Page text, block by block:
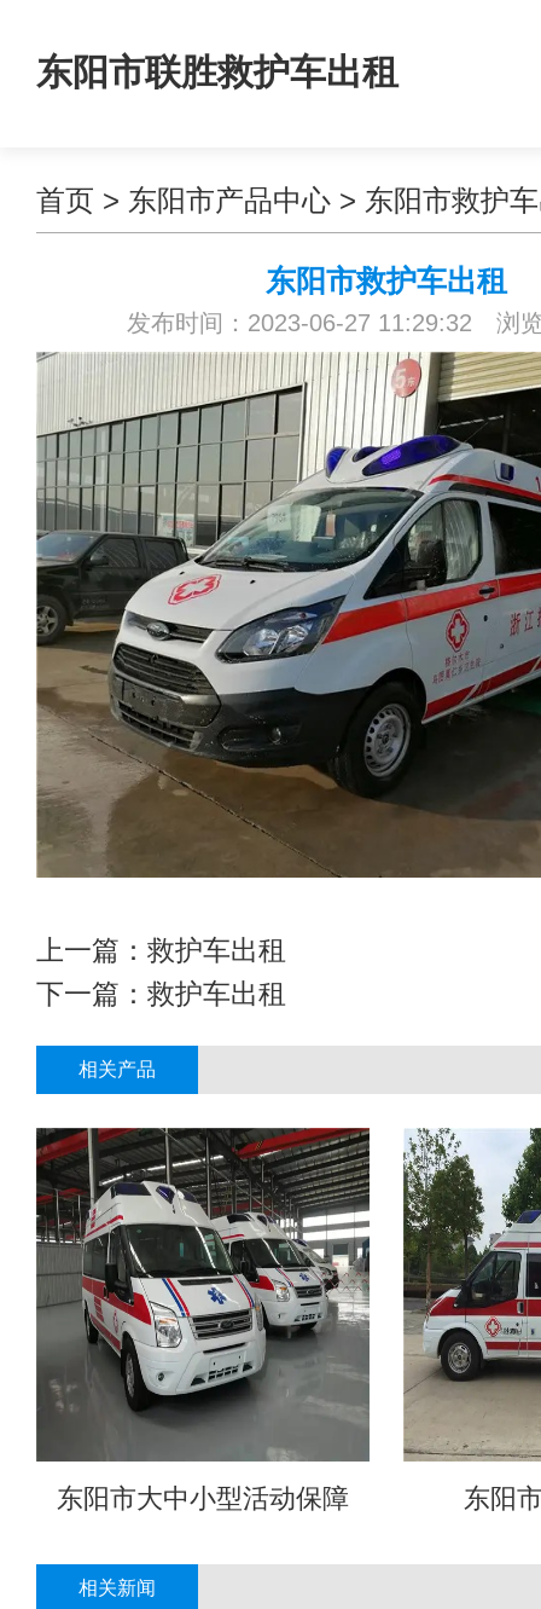
东阳市联胜救护车出租
首页 > 东阳市产品中心 > 东阳市救护
东阳市救护车出租
发布时间：2023-06-27 11:29:32 浏
上一篇： 救护车出租
下一篇： 救护车出租
相关产品
东阳市大中小型活动保障 东阳
相关新闻